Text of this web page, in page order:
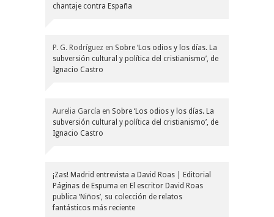
chantaje contra España
P. G. Rodríguez en Sobre ‘Los odios y los días. La
subversión cultural y política del cristianismo’, de
Ignacio Castro
Aurelia García en Sobre ‘Los odios y los días. La
subversión cultural y política del cristianismo’, de
Ignacio Castro
¡Zas! Madrid entrevista a David Roas | Editorial
Páginas de Espuma en El escritor David Roas
publica ‘Niños’, su colección de relatos
fantásticos más reciente